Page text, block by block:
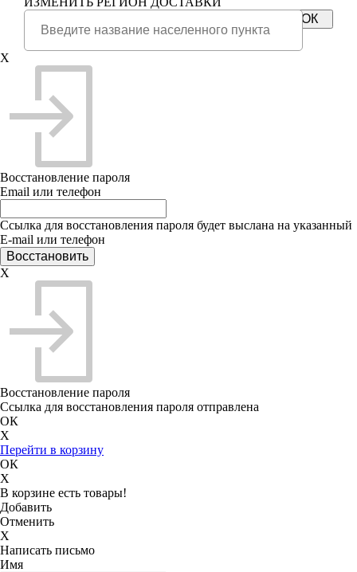
X
Восстановление пароля
Email или телефон
Ссылка для восстановления пароля будет выслана на указанный
E-mail или телефон
X
Восстановление пароля
Ссылка для восстановления пароля отправлена
ОК
X
Перейти в корзину
ОК
X
В корзине есть товары!
Добавить
Отменить
X
Написать письмо
Имя